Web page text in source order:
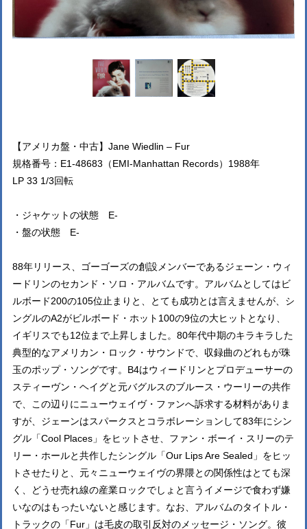
【アメリカ盤・中古】Jane Wiedlin – Fur
規格番号：E1-48683（EMI-Manhattan Records）1988年
LP 33 1/3回転
・ジャケットの状態 E-
・盤の状態 E-
88年リリース、ゴーゴーズの創設メンバーであるジェーン・ウィ
ードリンのセカンド・ソロ・アルバムです。アルバムとしてはビ
ルボード200の105位止まりと、とても成功とは言えませんが、シ
ングルのA2がビルボード・ホット100の9位の大ヒットとなり、
イギリスでも12位まで上昇しました。80年代中期のキラキラした
典型的なアメリカン・ロック・サウンドで、収録曲のどれもが珠
玉のポップ・ソングです。B4はウィードリンとプロデューサーの
スティーヴン・ヘイグと元バグルスのブルース・ウーリーの共作
で、この辺りにニューウェイヴ・ファンへ訴求する材料がありま
すが、ジェーンはスパークスとコラボレーションして83年にシン
グル「Cool Places」をヒットさせ、ファン・ボーイ・スリーのテ
リー・ホールと共作したシングル「Our Lips Are Sealed」をヒッ
トさせたりと、元々ニューウェイヴの界隈との関係性はとても深
く、どうせ売れ線の産業ロックでしょと言うイメージで食わず嫌
いなのはもったいないと感じます。なお、アルバムのタイトル・
トラックの「Fur」は毛皮の取引反対のメッセージ・ソング。彼